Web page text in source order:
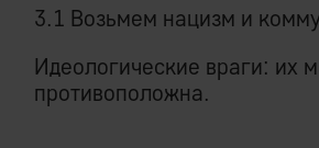
3.1 Возьмем нацизм и
Идеологические враги: их
противоположна.